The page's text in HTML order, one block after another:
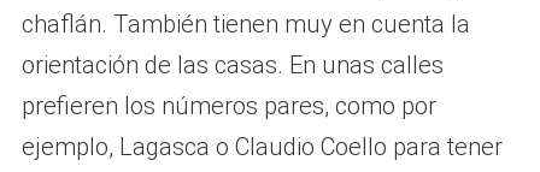
chaflán. También tienen muy en cuenta la
orientación de las casas. En unas calles
prefieren los números pares, como por
ejemplo, Lagasca o Claudio Coello para tener